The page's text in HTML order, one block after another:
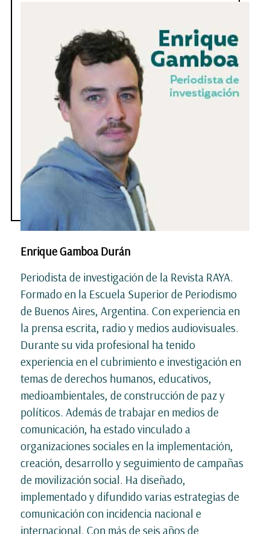
Enrique Gamboa Durán
Periodista de investigación de la Revista RAYA.
Formado en la Escuela Superior de Periodismo
de Buenos Aires, Argentina. Con experiencia en
la prensa escrita, radio y medios audiovisuales.
Durante su vida profesional ha tenido
experiencia en el cubrimiento e investigación en
temas de derechos humanos, educativos,
medioambientales, de construcción de paz y
políticos. Además de trabajar en medios de
comunicación, ha estado vinculado a
organizaciones sociales en la implementación,
creación, desarrollo y seguimiento de campañas
de movilización social. Ha diseñado,
implementado y difundido varias estrategias de
comunicación con incidencia nacional e
internacional. Con más de seis años de